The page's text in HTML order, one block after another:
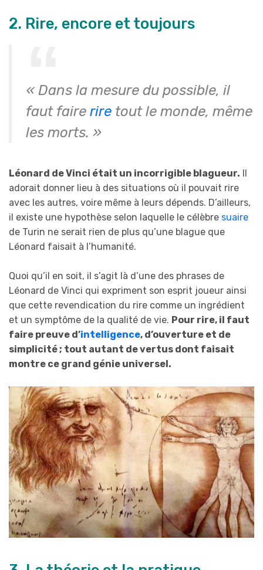
2. Rire, encore et toujours
« Dans la mesure du possible, il
faut faire rire tout le monde, même
les morts. »
Léonard de Vinci était un incorrigible blagueur. Il
adorait donner lieu à des situations où il pouvait rire
avec les autres, voire même à leurs dépends. D’ailleurs,
il existe une hypothèse selon laquelle le célèbre suaire
de Turin ne serait rien de plus qu’une blague que
Léonard faisait à l’humanité.
Quoi qu’il en soit, il s’agit là d’une des phrases de
Léonard de Vinci qui expriment son esprit joueur ainsi
que cette revendication du rire comme un ingrédient
et un symptôme de la qualité de vie. Pour rire, il faut
faire preuve d’intelligence, d’ouverture et de
simplicité ; tout autant de vertus dont faisait
montre ce grand génie universel.